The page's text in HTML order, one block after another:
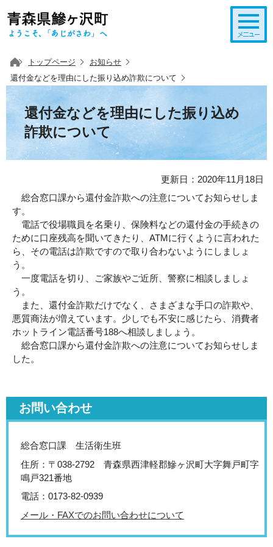
トップページ
お知らせ
還付金などを理由にした振り込め詐欺について
還付金などを理由にした振り込め
詐欺について
更新日：2020年11月18日
総合窓口課から還付金詐欺への注意についてお知らせしま
す。
電話で役場職員を名乗り、保険料などの還付金の手続きの
ために口座残高を聞いてきたり、ATMに行くように言われた
ら、その電話は詐欺ですので取り合わないようにしましょ
う。
一度電話を切り、ご家族やご近所、警察に相談しましょ
う。
また、還付金詐欺だけでなく、さまざまな手口の詐欺や、
悪質商法が増えています。少しでも不安に感じたら、消費者
ホットライン電話番号188へ相談しましょう。
総合窓口課から還付金詐欺への注意についてお知らせしま
した。
お問い合わせ
総合窓口課 生活衛生班
住所：〒038-2792 青森県西津軽郡鰺ヶ沢町大字舞戸町字
鳴戸321番地
電話：0173-82-0939
メール・FAXでのお問い合わせについて